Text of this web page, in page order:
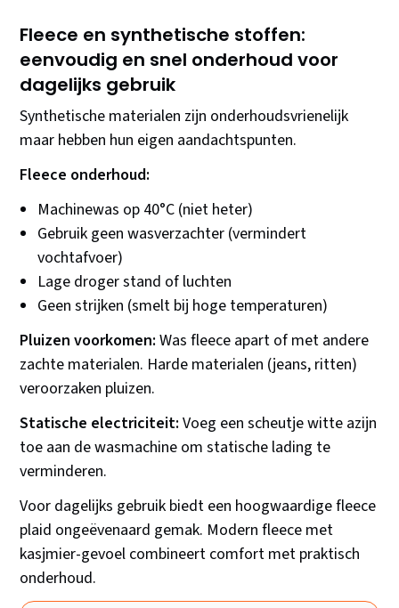
Fleece en synthetische stoffen:
eenvoudig en snel onderhoud voor
dagelijks gebruik
Synthetische materialen zijn onderhoudsvrienelijk
maar hebben hun eigen aandachtspunten.
Fleece onderhoud:
Machinewas op 40°C (niet heter)
Gebruik geen wasverzachter (vermindert
vochtafvoer)
Lage droger stand of luchten
Geen strijken (smelt bij hoge temperaturen)
Pluizen voorkomen: Was fleece apart of met andere
zachte materialen. Harde materialen (jeans, ritten)
veroorzaken pluizen.
Statische electriciteit: Voeg een scheutje witte azijn
toe aan de wasmachine om statische lading te
verminderen.
Voor dagelijks gebruik biedt een hoogwaardige fleece
plaid ongeëvenaard gemak. Modern fleece met
kasjmier-gevoel combineert comfort met praktisch
onderhoud.